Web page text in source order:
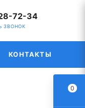
72-34
ЗВОНОК
КОНТАКТЫ
0